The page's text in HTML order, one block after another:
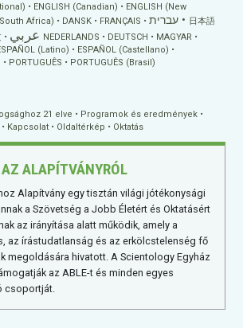
ENGLISH (Canadian)
ENGLISH (New
Africa) DANSK FRANÇAIS עברית
日本語
عربي NEDERLANDS DEUTSCH
MAGYAR
(Latino)
ESPAÑOL (Castellano)
PORTUGUÊS PORTUGUÊS (Brasil)
21 elve
Programok és eredmények
Kapcsolat Oldaltérkép Oktatás
AZ ALAPÍTVÁNYRÓL
Alapítvány egy tisztán világi jótékonysági
a Szövetség a Jobb Életért és Oktatásért
az irányítása alatt működik, amely a
az írástudatlanság és az erkölcstelenség fő
megoldására hivatott. A Scientology Egyház
az ABLE-t és minden egyes
csoportját.